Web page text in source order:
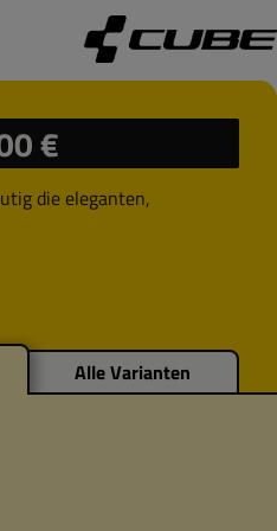
€
die eleganten,
Alle Varianten